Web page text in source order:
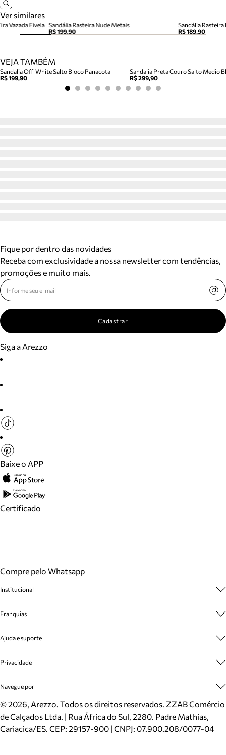
Ver similares
Sandália Rasteira Nude Metais
R$ 199,90
Sandália
R$ 189,90
Vazada Fivela
VEJA TAMBÉM
Sandalia Off-White Salto Bloco Panacota
R$ 199,90
Sandalia Preta Couro Salto Medio
R$ 299,90
Fique por dentro das novidades
Receba com exclusividade a nossa newsletter com tendências,
promoções e muito mais.
Cadastrar
Siga a Arezzo
Baixe o APP
Certificado
Compre pelo Whatsapp
Institucional
Cashback
Venda Corporativa
Mapa do Site
Inverno
Mundo Arezzo
Franquias
Plano de Negócio
Ajuda e suporte
Cadastro
Meus Pedidos
Trocas e Devoluções
Cartão Presente
Localizador de lojas
Privacidade
Politica e Privacidade
Navegue por
Sapatos
Bolsas
Scarpins
©2026, Arezzo. Todos os direitos reservados. ZZAB Comércio
de Calçados Ltda. | Rua África do Sul, 2280. Padre Mathias,
Cariacica/ES. CEP: 29157-900 | CNPJ: 07.900.208/0077-04